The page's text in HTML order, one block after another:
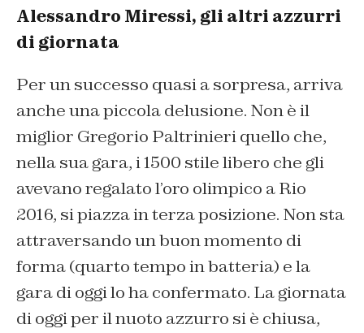
Alessandro Miressi, gli altri azzurri
di giornata
Per un successo quasi a sorpresa, arriva
anche una piccola delusione. Non è il
miglior Gregorio Paltrinieri quello che,
nella sua gara, i 1500 stile libero che gli
avevano regalato l’oro olimpico a Rio
2016, si piazza in terza posizione. Non sta
attraversando un buon momento di
forma (quarto tempo in batteria) e la
gara di oggi lo ha confermato. La giornata
di oggi per il nuoto azzurro si è chiusa,